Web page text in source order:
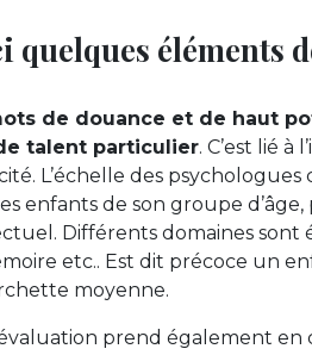
quelques éléments
de douance et de haut
talent particulier. C’est lié
L’échelle des
enfants de son groupe
Différents domaines sont
etc.. Est dit précoce un
moyenne.
prend également